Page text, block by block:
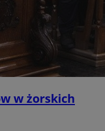
w żorskich